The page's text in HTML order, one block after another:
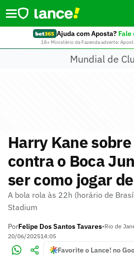
Ajuda com Aposta? Fale
18+ Ministério da Fazenda adverte:
Mundial de
Harry Kane
contra o Boca
ser como jogar
A bola rola às 22h (horário de
Stadium
PorFelipe Dos Santos Tavares•Rio de
20/06/202514:05
Favorite o Lance! no